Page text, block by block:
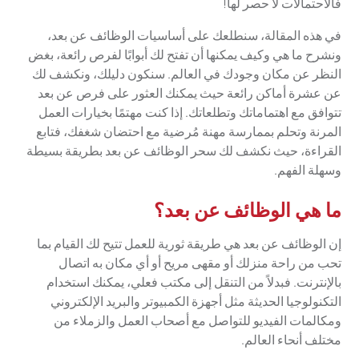
في هذه المقالة، سنطلعك على أساسيات الوظائف عن بعد،
ونشرح ما هي وكيف يمكنها أن تفتح لك أبوابًا لفرص رائعة، بغض
النظر عن مكان وجودك في العالم. سنكون دليلك، ونكشف لك
عن عشرة أماكن رائعة حيث يمكنك العثور على فرص عن بعد
تتوافق مع اهتماماتك وتطلعاتك. إذا كنت مهتمًا بخيارات العمل
المرنة وتحلم بممارسة مهنة مُرضية مع احتضان شغفك، فتابع
القراءة، حيث نكشف لك سحر الوظائف عن بعد بطريقة بسيطة
وسهلة الفهم.
ما هي الوظائف عن بعد؟
إن الوظائف عن بعد هي طريقة ثورية للعمل تتيح لك القيام بما
تحب من راحة منزلك أو مقهى مريح أو أي مكان به اتصال
بالإنترنت. فبدلاً من التنقل إلى مكتب فعلي، يمكنك استخدام
التكنولوجيا الحديثة مثل أجهزة الكمبيوتر والبريد الإلكتروني
ومكالمات الفيديو للتواصل مع أصحاب العمل والزملاء من
مختلف أنحاء العالم.